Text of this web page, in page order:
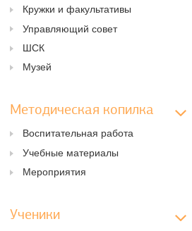
Кружки и факультативы
Управляющий совет
ШСК
Музей
Методическая копилка
Воспитательная работа
Учебные материалы
Мероприятия
Ученики